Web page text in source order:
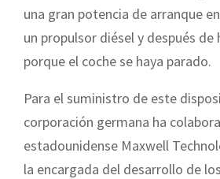
una gran potencia de arranque
un propulsor diésel y después
porque el coche se haya parado.
Para el suministro de este
corporación germana ha
estadounidense Maxwell
la encargada del desarrollo de